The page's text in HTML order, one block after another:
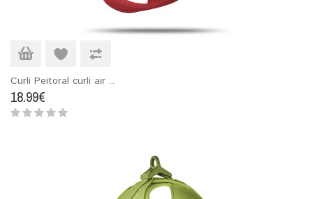
Curli Peitoral curli air ..
18.99€